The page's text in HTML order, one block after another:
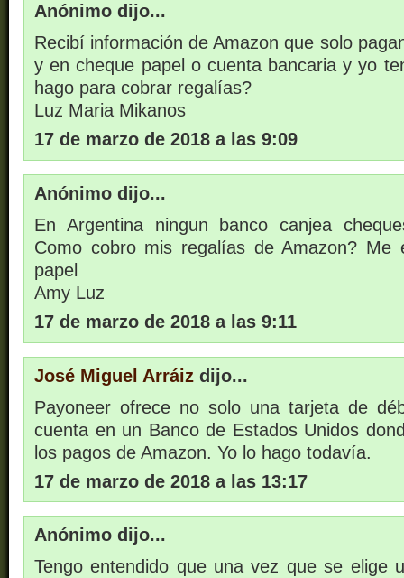
Anónimo dijo...
Recibí información de Amazon que solo
y en cheque papel o cuenta bancaria y yo
hago para cobrar regalías?
Luz Maria Mikanos
17 de marzo de 2018 a las 9:09
Anónimo dijo...
En Argentina ningun banco canjea
Como cobro mis regalías de Amazon? Me
papel
Amy Luz
17 de marzo de 2018 a las 9:11
José Miguel Arráiz dijo...
Payoneer ofrece no solo una tarjeta de
cuenta en un Banco de Estados Unidos
los pagos de Amazon. Yo lo hago todavía.
17 de marzo de 2018 a las 13:17
Anónimo dijo...
Tengo entendido que una vez que se elige